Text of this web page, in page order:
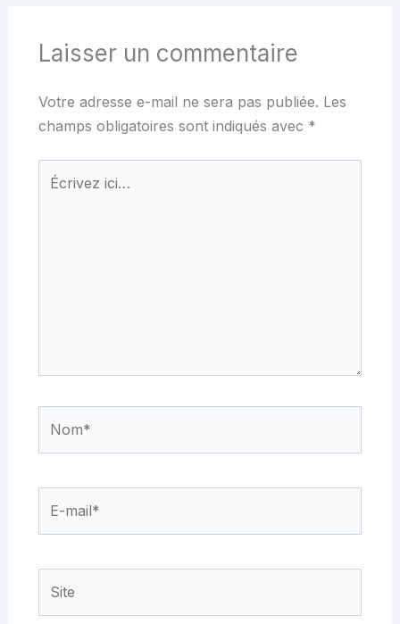
Laisser un commentaire
Votre adresse e-mail ne sera pas publiée. Les
champs obligatoires sont indiqués avec *
Écrivez